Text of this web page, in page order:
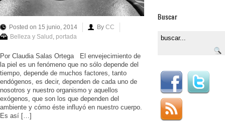
Posted on 15 junio, 2014 By CC
Belleza y Salud , portada
Por Claudia Salas Ortega El envejecimiento de
la piel es un fenómeno que no sólo depende del
tiempo, depende de muchos factores, tanto
endógenos, es decir, dependen de cada uno de
nosotros y nuestro organismo y aquellos
exógenos, que son los que dependen del
ambiente y cómo éste influyó en nuestro cuerpo.
Es así […]
Buscar